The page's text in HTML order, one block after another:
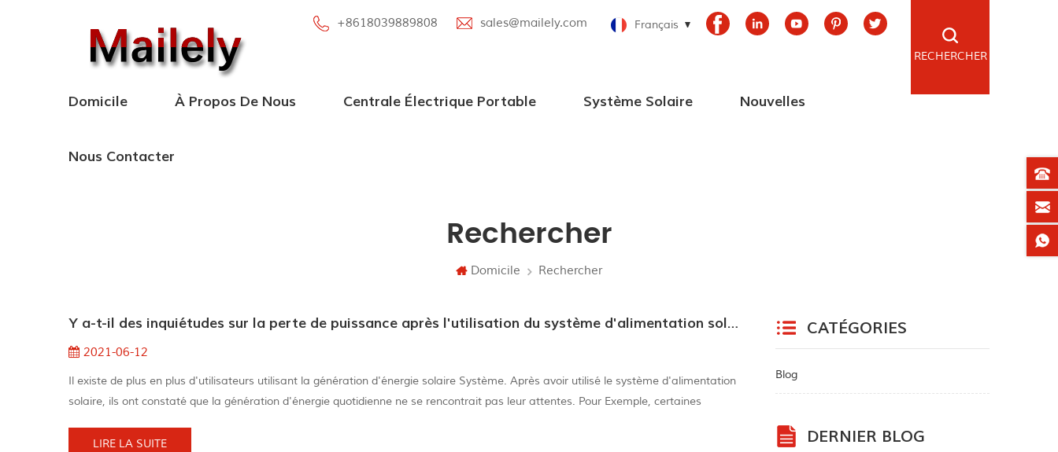
+8618039889808 sales@mailely.com Français
RECHERCHER
Domicile À Propos De Nous Centrale Électrique Portable Système Solaire Nouvelles
Nous Contacter
Rechercher
Domicile Rechercher
Y a-t-il des inquiétudes sur la perte de puissance après l'utilisation du système d'alimentation solaire?
2021-06-12
Il existe de plus en plus d'utilisateurs utilisant la génération d'énergie solaire Système. Après avoir utilisé le système d'alimentation
solaire, ils ont constaté que la génération d'énergie quotidienne ne se rencontrait pas leur attentes. Pour Exemple, certaines
plus bas....
LIRE LA SUITE
CATÉGORIES
Blog
DERNIER BLOG